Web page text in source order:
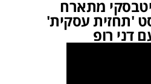
מתארח
'תחזית עסקית'
דני רופ